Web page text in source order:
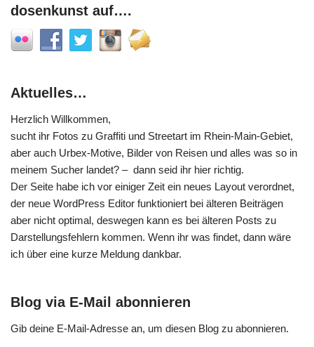
dosenkunst auf….
Aktuelles…
Herzlich Willkommen,
sucht ihr Fotos zu Graffiti und Streetart im Rhein-Main-Gebiet,
aber auch Urbex-Motive, Bilder von Reisen und alles was so in
meinem Sucher landet? – dann seid ihr hier richtig.
Der Seite habe ich vor einiger Zeit ein neues Layout verordnet,
der neue WordPress Editor funktioniert bei älteren Beiträgen
aber nicht optimal, deswegen kann es bei älteren Posts zu
Darstellungsfehlern kommen. Wenn ihr was findet, dann wäre
ich über eine kurze Meldung dankbar.
Blog via E-Mail abonnieren
Gib deine E-Mail-Adresse an, um diesen Blog zu abonnieren.